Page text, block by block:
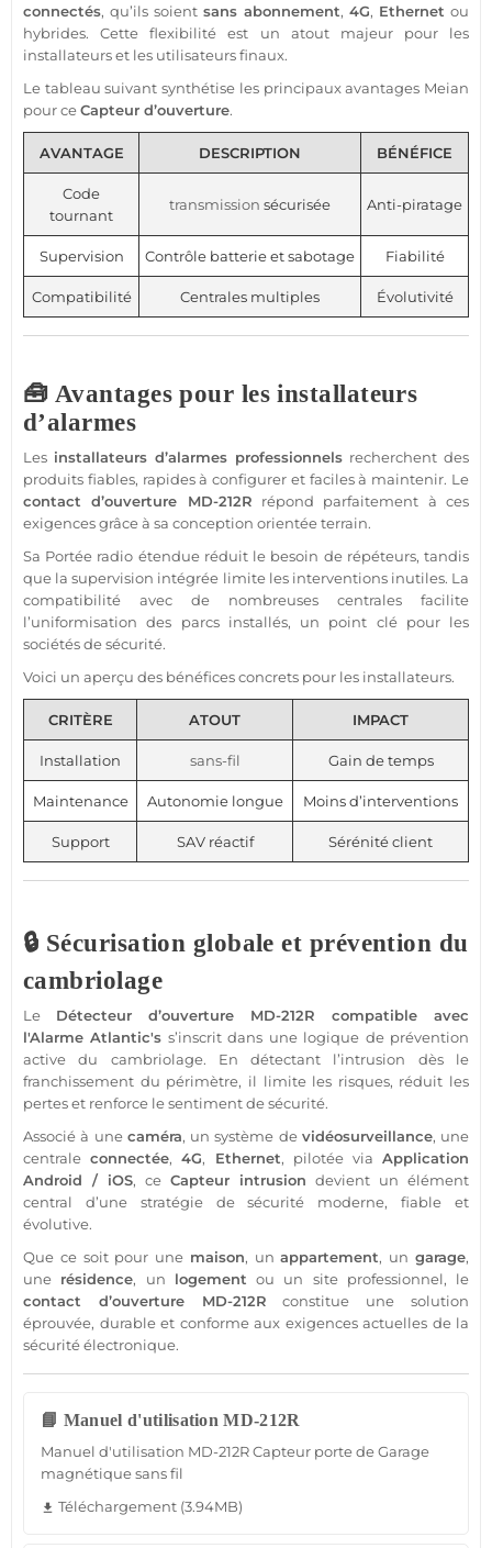
connectés, qu’ils soient sans abonnement, 4G, Ethernet ou
hybrides. Cette flexibilité est un atout majeur pour les
installateurs et les utilisateurs finaux.
Le tableau suivant synthétise les principaux avantages Meian
pour ceCapteur d’ouverture.
AVANTAGE DESCRIPTION BÉNÉFICE
Code
tournant
transmission sécurisée Anti-piratage
Supervision Contrôle batterie et sabotage Fiabilité
Compatibilité Centrales multiples Évolutivité
🧰 Avantages pour les installateurs
d’alarmes
Les installateurs d’alarmes professionnels recherchent des
produits fiables, rapides à configurer et faciles à maintenir. Le
contact d’ouverture MD-212R répond parfaitement à ces
exigences grâce à sa conception orientée terrain.
Sa Portée radio étendue réduit le besoin de répéteurs, tandis
que la supervision intégrée limite les interventions inutiles. La
compatibilité avec de nombreuses centrales facilite
l’uniformisation des parcs installés, un point clé pour les
sociétés desécurité.
Voici un aperçu des bénéfices concrets pour les installateurs.
CRITÈRE ATOUT IMPACT
Installation sans-fil Gain de temps
Maintenance Autonomie longue Moins d’interventions
Support SAV réactif Sérénité client
🔒 Sécurisation globale et prévention du
cambriolage
Le Détecteur d’ouverture MD-212R compatible avec
l'Alarme Atlantic's s’inscrit dans une logique de prévention
active du cambriolage. En détectant l’intrusion dès le
franchissement du périmètre, il limite les risques, réduit les
pertes et renforce le sentiment desécurité.
Associé à une caméra, unsystème de vidéosurveillance, une
centrale connectée,4G, Ethernet, pilotée viaApplication
Android / iOS, ce Capteur intrusion devient un élément
central d’une stratégie desécurité moderne,fiable et
évolutive.
Que ce soit pour une maison, unappartement, ungarage,
une résidence, un logement ou un site professionnel, le
contact d’ouverture MD-212R constitue une solution
éprouvée, durable et conforme aux exigences actuelles de la
sécuritéélectronique.
📘 Manuel d'utilisation MD-212R
Manuel d'utilisation MD-212R Capteur porte de Garage
magnétique sans fil
file_download Téléchargement (3.94MB)